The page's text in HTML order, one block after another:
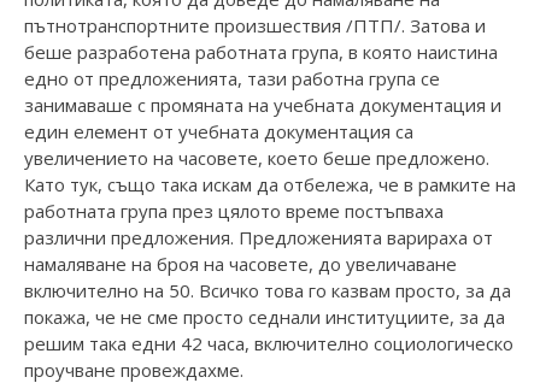
пътнотранспортните произшествия /ПТП/. Затова и
беше разработена работната група, в която наистина
едно от предложенията, тази работна група се
занимаваше с промяната на учебната документация и
един елемент от учебната документация са
увеличението на часовете, което беше предложено.
Като тук, също така искам да отбележа, че в рамките на
работната група през цялото време постъпваха
различни предложения. Предложенията варираха от
намаляване на броя на часовете, до увеличаване
включително на 50. Всичко това го казвам просто, за да
покажа, че не сме просто седнали институциите, за да
решим така едни 42 часа, включително социологическо
проучване провеждахме.